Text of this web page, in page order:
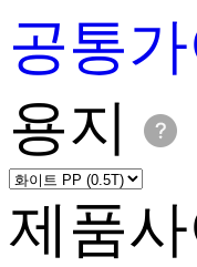
공통
용지
제품